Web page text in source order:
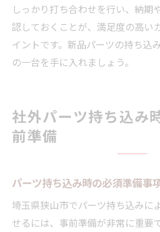
しっかり打ち合わせを行い、納期
認しておくことが、満足度の高い
イントです。新品パーツの持ち込
の一台を手に入れましょう。
社外パーツ持ち込み
前準備
パーツ持ち込み時の必須準備事
埼玉県狭山市でパーツ持ち込みに
せるには、事前準備が非常に重要